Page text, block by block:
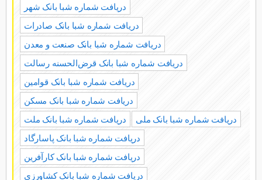
دریافت شماره شبا بانک شهر
دریافت شماره شبا بانک صادرات
دریافت شماره شبا بانک صنعت و معدن
دریافت شماره شبا بانک قرض‌الحسنه رسالت
دریافت شماره شبا بانک قوامین
دریافت شماره شبا بانک مسکن
دریافت شماره شبا بانک ملت
دریافت شماره شبا بانک ملی
دریافت شماره شبا بانک پاسارگاد
دریافت شماره شبا بانک کارآفرین
دریافت شماره شبا بانک کشاورزی